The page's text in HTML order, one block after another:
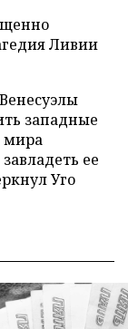
Ливии
западные
мира
ее
Уго